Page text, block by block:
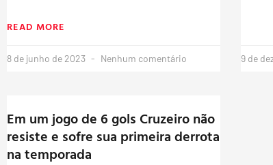
READ MORE
8 de junho de 2023 Nenhum comentário 9 de
Em um jogo de 6 gols Cruzeiro não
resiste e sofre sua primeira derrota
na temporada